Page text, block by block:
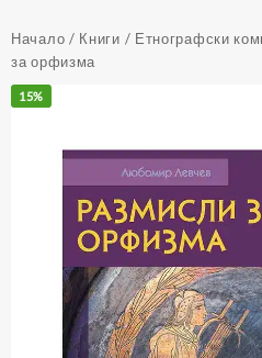
Начало / Книги / Етнографски
за орфизма
15%